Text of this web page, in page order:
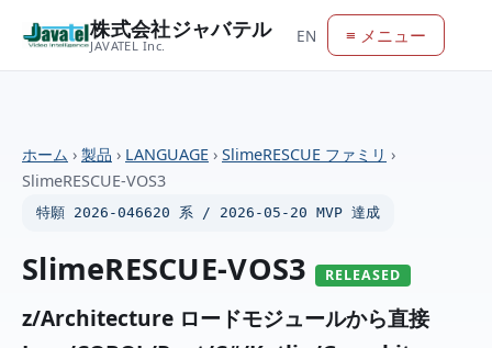
株式会社ジャバテル
JAVATEL Inc. EN ≡ メニュー
ホーム › 製品 › LANGUAGE › SlimeRESCUE ファミリ ›
SlimeRESCUE-VOS3
特願 2026-046620 系 / 2026-05-20 MVP 達成
SlimeRESCUE-VOS3 RELEASED
z/Architecture ロードモジュールから直接